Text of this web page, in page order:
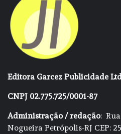
Editora Garcez Publicidade
CNPJ 02.775.725/0001-87
Administração / redação:
Nogueira Petrópolis-RJ CEP: